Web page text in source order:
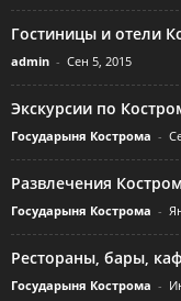
Гостиницы и отели
admin - Сен 5, 2015
Экскурсии по
Государыня Кострома -
Развлечения
Государыня Кострома -
Рестораны, бары,
Государыня Кострома -